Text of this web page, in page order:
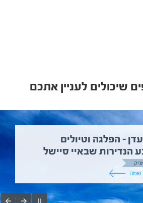
שיכולים לעניין אתכם
– הפלגה וטיולים
הנדירות שבאיי סיישל